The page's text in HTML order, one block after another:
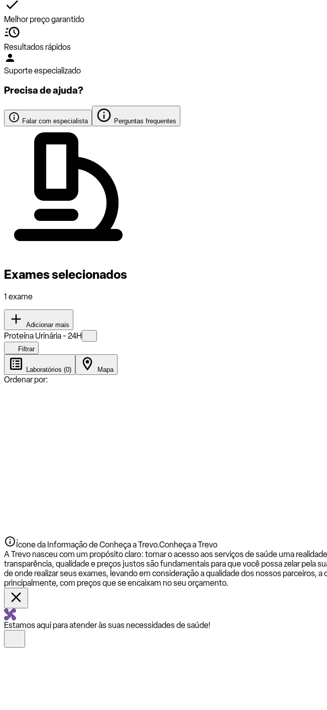
Melhor preço garantido
Resultados rápidos
Suporte especializado
Precisa de ajuda?
Falar com especialista Perguntas frequentes
Exames selecionados
1 exame
Adicionar mais
Proteína Urinária - 24H
Filtrar
Laboratórios (0) Mapa
Ordenar por:
Ícone da Informação de Conheça a Trevo.Conheça a Trevo
A Trevo nasceu com um propósito claro: tornar o acesso aos serviços de saúde uma
transparência, qualidade e preços justos são fundamentais para que você possa zelar pela
de onde realizar seus exames, levando em consideração a qualidade dos nossos
principalmente, com preços que se encaixam no seu orçamento.
Estamos aqui para atender às suas necessidades de saúde!